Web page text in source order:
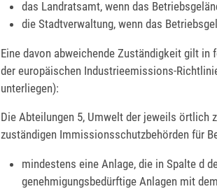
das Landratsamt, wenn das
die Stadtverwaltung, wenn das
Eine davon abweichende Zuständigkeit gilt in
der europäischen Industrieemissions-
unterliegen):
Die Abteilungen 5, Umwelt der jeweils örtlich
zuständigen Immissionsschutzbehörden für
mindestens eine Anlage, die in Spalte d
genehmigungsbedürftige Anlagen mit